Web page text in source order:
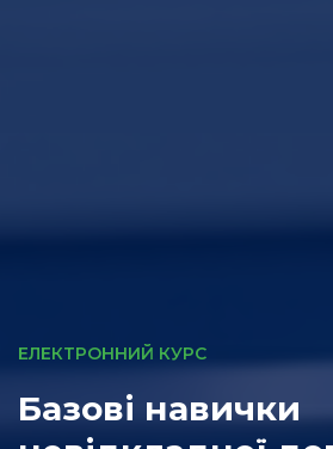
ЕЛЕКТРОННИЙ КУРС
Базові навички